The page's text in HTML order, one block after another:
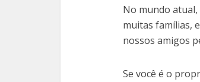
No mundo
muitas famílias,
nossos amigos
Se você é o